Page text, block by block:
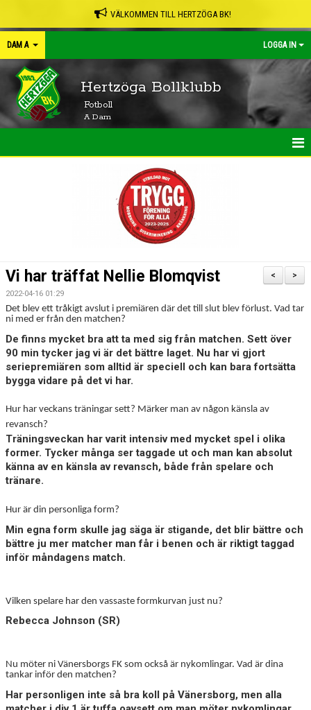
VÄLKOMMEN TILL HERTZÖGA BK!
DAM A LOGGA IN
Hertzöga Bollklubb
Fotboll
A Dam
TRUPPEN
BILDGALLERI
DOKUMENT
KONTAKT
HISTORIA
>
<
Vi har träffat Nellie Blomqvist
2022-04-16 01:29
Det blev ett tråkigt avslut i premiären där det till slut blev förlust. Vad tar
ni med er från den matchen?
De finns mycket bra att ta med sig från matchen. Sett över
90 min tycker jag vi är det bättre laget. Nu har vi gjort
seriepremiären som alltid är speciell och kan bara fortsätta
bygga vidare på det vi har.
Hur har veckans träningar sett? Märker man av någon känsla av
revansch?
Träningsveckan har varit intensiv med mycket spel i olika
former. Tycker många ser taggade ut och man kan absolut
känna av en känsla av revansch, både från spelare och
tränare.
Hur är din personliga form?
Min egna form skulle jag säga är stigande, det blir bättre och
bättre ju mer matcher man får i benen och är riktigt taggad
inför måndagens match.
Vilken spelare har den vassaste formkurvan just nu?
Rebecca Johnson (SR)
Nu möter ni Vänersborgs FK som också är nykomlingar. Vad är dina
tankar inför den matchen?
Har personligen inte så bra koll på Vänersborg, men alla